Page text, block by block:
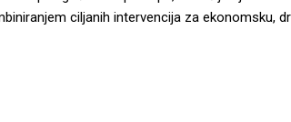
ciljanih intervencija za